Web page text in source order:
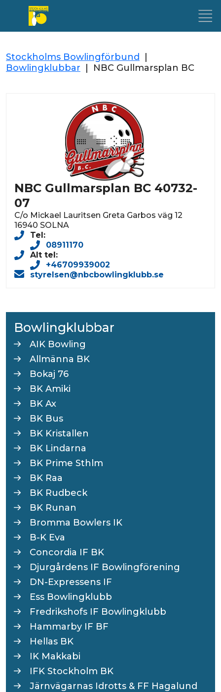
Bowlingklubbar
AIK Bowling
Allmänna BK
Bokaj 76
BK Amiki
BK Ax
BK Bus
BK Kristallen
BK Lindarna
BK Prime Sthlm
BK Raa
BK Rudbeck
BK Runan
Bromma Bowlers IK
B-K Eva
Concordia IF BK
Djurgårdens IF Bowlingförening
DN-Expressens IF
Ess Bowlingklubb
Fredrikshofs IF Bowlingklubb
Hammarby IF BF
Hellas BK
IK Makkabi
IFK Stockholm BK
Järnvägarnas Idrotts & FF Hagalund
Stockholms Bowlingförbund
Bowlingklubbar
NBC Gullmarsplan BC
NBC Gullmarsplan BC 40732-
07
Tel:
08911170
Alt tel:
+46709939002
C/o Mickael Lauritsen Greta Garbos väg 12
16940 SOLNA
styrelsen@nbcbowlingklubb.se